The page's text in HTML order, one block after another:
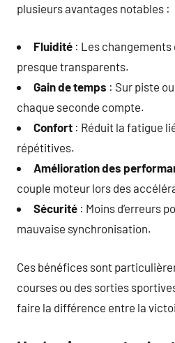
plusieurs avantages notables :
Fluidité : Les
presque transparents.
Gain de temps : Sur piste
chaque seconde compte.
Confort : Réduit la fatigue
répétitives.
Amélioration des
couple moteur lors des
Sécurité : Moins d’erreurs
mauvaise synchronisation.
Ces bénéfices sont
courses ou des sorties
faire la différence entre la